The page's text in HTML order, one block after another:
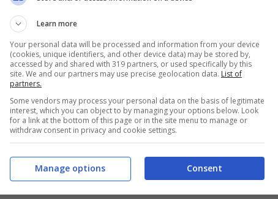
ecco le altre scelte
Ain possono darci delle soddisfazioni. E
formazione degli Emirati Arabi, argentino,
un numero considerevole di falli. Il
lo costringerà a guardare più
quell’uomo irruento che tutte le squadre
Learn more
Your personal data will be processed and information from your device
(cookies, unique identifiers, and other device data) may be stored by,
accessed by and shared with 319 partners, or used specifically by this
site. We and our partners may use precise geolocation data. List of
partners.
Some vendors may process your personal data on the basis of legitimate
interest, which you can object to by managing your options below. Look
for a link at the bottom of this page or in the site menu to manage or
withdraw consent in privacy and cookie settings.
Consent
Manage options